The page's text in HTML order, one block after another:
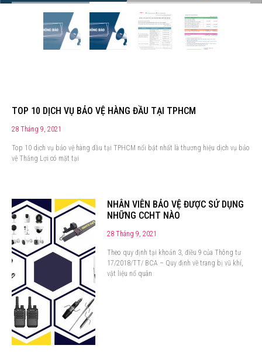
TOP 10 DỊCH VỤ BẢO VỆ HÀNG ĐẦU TẠI TPHCM
28 Tháng 9, 2021
Top 10 dịch vụ bảo vệ hàng đầu tại TPHCM nổi bật nhất là thương hiệu dịch vụ bảo
vệ Thắng Lợi có mặt tại
NHÂN VIÊN BẢO VỆ ĐƯỢC SỬ DỤNG
NHỮNG CCHT NÀO
28 Tháng 9, 2021
Theo quy định tại khoản 3, điều 9 của Thông tư
17/2018/TT/ BCA – Quy định về trang bị vũ khí,
vật liệu nổ quân